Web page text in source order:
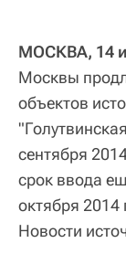
МОСКВА, 14
Москвы
объектов
сентября
срок ввода
октября
Новости